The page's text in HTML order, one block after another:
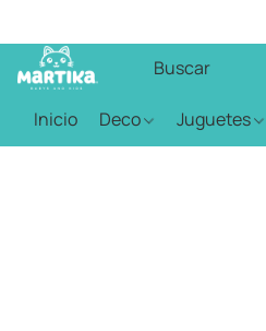
Inicio Deco Juguetes